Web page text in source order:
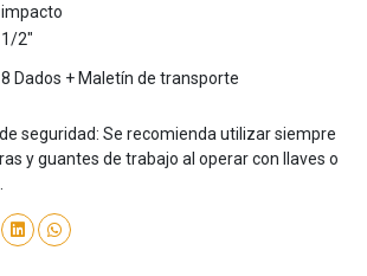
impacto
1/2"
8 Dados + Maletín de transporte
seguridad: Se recomienda utilizar siempre
y guantes de trabajo al operar con llaves o